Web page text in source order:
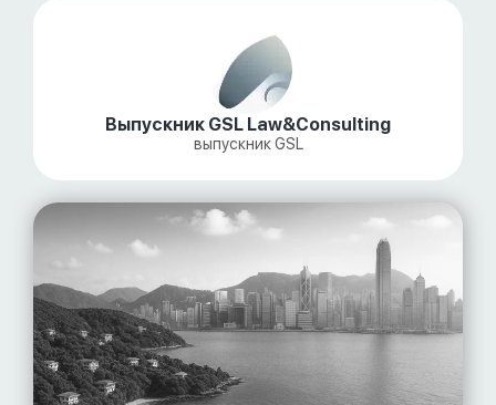
Выпускник GSL Law&Consulting
выпускник GSL